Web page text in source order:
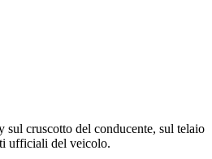
cruscotto del conducente, sul telaio
ufficiali del veicolo.